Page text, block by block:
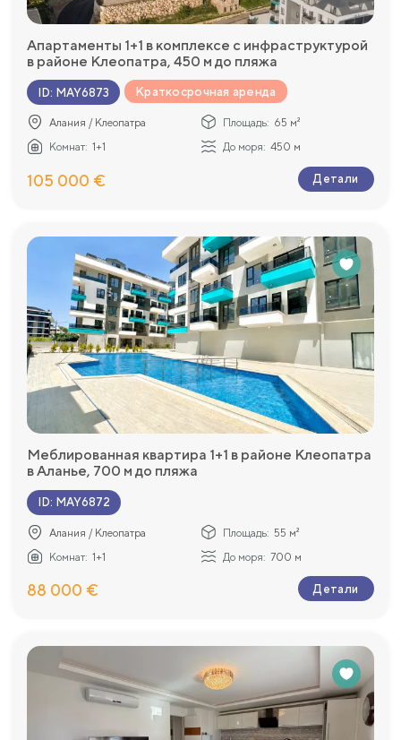
Апартаменты 1+1 в комплексе с инфраструктурой
в районе Клеопатра, 450 м до пляжа
ID: MAY6873 Краткосрочная аренда
Алания / Клеопатра Площадь: 65 м²
Комнат: 1+1 До моря: 450 м
105 000 € Детали
Меблированная квартира 1+1 в районе Клеопатра
в Аланье, 700 м до пляжа
ID: MAY6872
Алания / Клеопатра Площадь: 55 м²
Комнат: 1+1 До моря: 700 м
88 000 € Детали